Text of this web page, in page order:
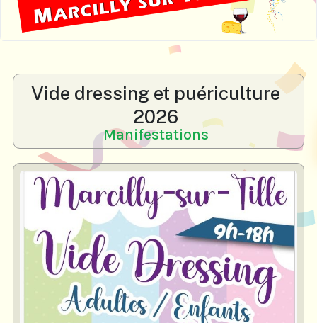
Vide dressing et puériculture
2026
Manifestations